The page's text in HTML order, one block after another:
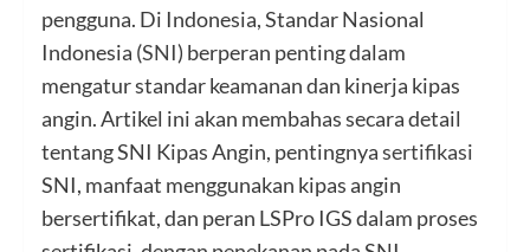
pengguna. Di Indonesia, Standar Nasional
Indonesia (SNI) berperan penting dalam
mengatur standar keamanan dan kinerja kipas
angin. Artikel ini akan membahas secara detail
tentang SNI Kipas Angin, pentingnyasertifikasi
SNI, manfaat menggunakan kipas angin
bersertifikat, dan peran LSPro IGS dalam proses